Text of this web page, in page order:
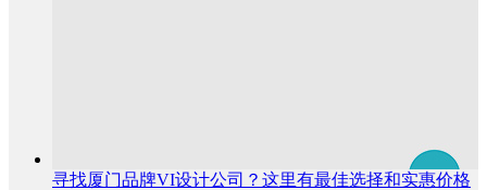
寻找厦门品牌VI设计公司？这里有最佳选择和实惠价格